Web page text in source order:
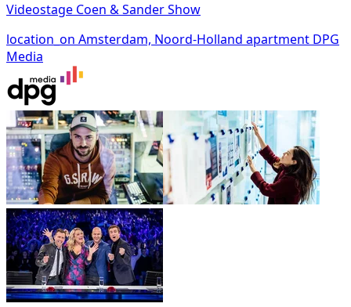
Videostage Coen & Sander Show
location_on Amsterdam, Noord-Holland apartment DPG
Media